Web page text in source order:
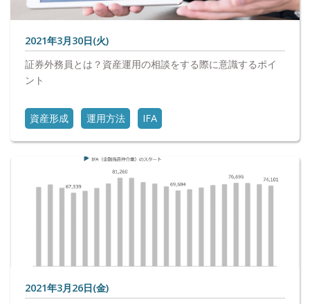
2021年3月30日(火)
証券外務員とは？資産運用の相談をする際に意識するポイ
ント
資産形成 運用方法 IFA
2021年3月26日(金)